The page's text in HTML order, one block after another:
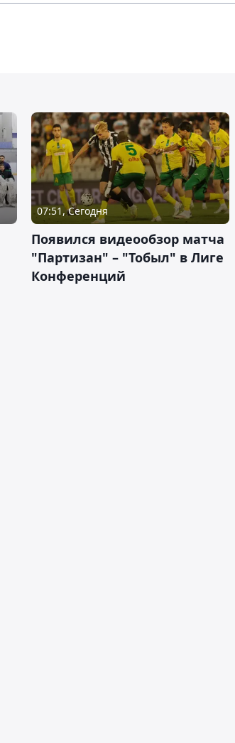
07:51, Сегодня
Появился видеообзор матча
"Партизан" – "Тобыл" в Лиге
Конференций